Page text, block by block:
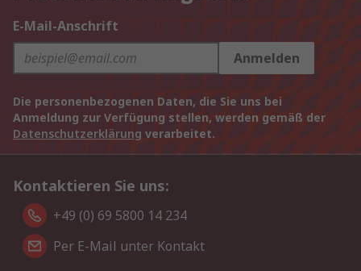
E-Mail-Anschrift
Anmelden
Die personenbezogenen Daten, die Sie uns bei
Anmeldung zur Verfügung stellen, werden gemäß der
Datenschutzerklärung verarbeitet.
Kontaktieren Sie uns:
+49 (0) 69 5800 14 234
Per E-Mail unter Kontakt